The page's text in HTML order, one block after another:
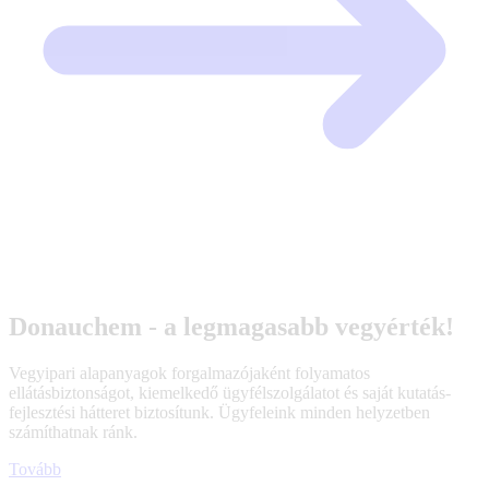
Donauchem - a legmagasabb vegyérték!
Vegyipari alapanyagok forgalmazójaként folyamatos
ellátásbiztonságot, kiemelkedő ügyfélszolgálatot és saját kutatás-
fejlesztési hátteret biztosítunk. Ügyfeleink minden helyzetben
számíthatnak ránk.
Tovább